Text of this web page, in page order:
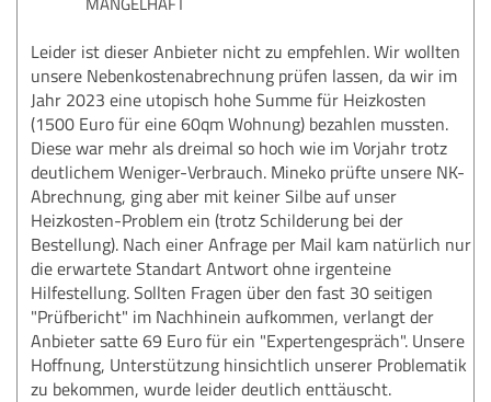
Leider ist dieser Anbieter nicht zu empfehlen. Wir wollten
unsere Nebenkostenabrechnung prüfen lassen, da wir im
Jahr 2023 eine utopisch hohe Summe für Heizkosten
(1500 Euro für eine 60qm Wohnung) bezahlen mussten.
Diese war mehr als dreimal so hoch wie im Vorjahr trotz
deutlichem Weniger-Verbrauch. Mineko prüfte unsere NK-
Abrechnung, ging aber mit keiner Silbe auf unser
Heizkosten-Problem ein (trotz Schilderung bei der
Bestellung). Nach einer Anfrage per Mail kam natürlich nur
die erwartete Standart Antwort ohne irgenteine
Hilfestellung. Sollten Fragen über den fast 30 seitigen
"Prüfbericht" im Nachhinein aufkommen, verlangt der
Anbieter satte 69 Euro für ein "Expertengespräch". Unsere
Hoffnung, Unterstützung hinsichtlich unserer Problematik
zu bekommen, wurde leider deutlich enttäuscht.